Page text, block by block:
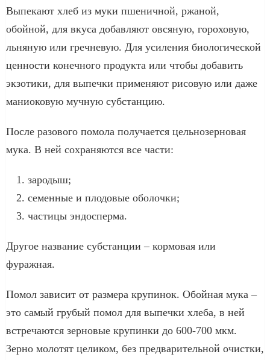
Выпекают хлеб из муки пшеничной, ржаной,
обойной, для вкуса добавляют овсяную, гороховую,
льняную или гречневую. Для усиления биологической
ценности конечного продукта или чтобы добавить
экзотики, для выпечки применяют рисовую или даже
маниоковую мучную субстанцию.
После разового помола получается цельнозерновая
мука. В ней сохраняются все части:
зародыш;
семенные и плодовые оболочки;
частицы эндосперма.
Другое название субстанции – кормовая или
фуражная.
Помол зависит от размера крупинок. Обойная мука –
это самый грубый помол для выпечки хлеба, в ней
встречаются зерновые крупинки до 600-700 мкм.
Зерно молотят целиком, без предварительной очистки,